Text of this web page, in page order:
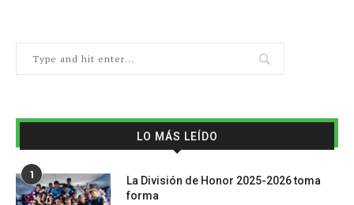
LO MÁS LEÍDO
1
La División de Honor 2025-2026 toma
forma